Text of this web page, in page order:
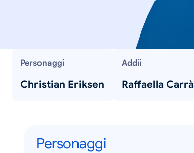
Personaggi
Christian Eriksen
Addii
Raffaella Carrà
Personaggi